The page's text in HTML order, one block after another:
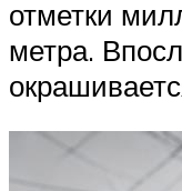
отметки
метра.